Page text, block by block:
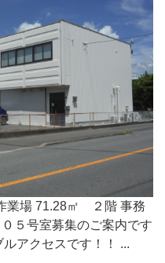
業場 71.28㎡ ２階 事務
５号室募集のご案内です
アクセスです！！ ...